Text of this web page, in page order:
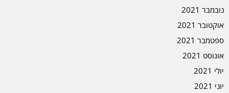
נובמבר 2021
אוקטובר 2021
ספטמבר 2021
אוגוסט 2021
יולי 2021
יוני 2021